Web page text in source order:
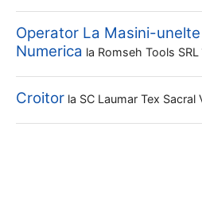
Operator La Masini-
Numerica la Romseh Tools SRL
Croitor la SC Laumar Tex Sacral